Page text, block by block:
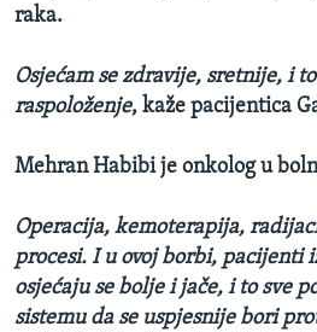
raka.
Osjećam se zdravije, sretnije, i
raspoloženje, kaže pacijentica
Mehran Habibi je onkolog u
Operacija, kemoterapija,
procesi. I u ovoj borbi, pacijenti
osjećaju se bolje i jače, i to sve
sistemu da se uspjesnijebori